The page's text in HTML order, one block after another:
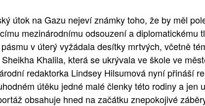
útok na Gazu nejeví známky toho, že by měl
mezinárodnímu odsouzení a diplomatickému
v úterý vyžádala desítky mrtvých, včetně
Khalila, která se ukrývala ve škole ve
redaktorka Lindsey Hilsumová nyní přináší
útěku jedné malé členky této rodiny a jen
obsahuje hned na začátku znepokojivé